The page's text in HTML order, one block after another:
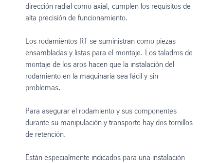
dirección radial como axial, cumplen los requisitos de
alta precisión de funcionamiento.
Los rodamientos RT se suministran como piezas
ensambladas y listas para el montaje. Los taladros de
montaje de los aros hacen que la instalación del
rodamiento en la maquinaria sea fácil y sin
problemas.
Para asegurar el rodamiento y sus componentes
durante su manipulación y transporte hay dos tornillos
de retención.
Están especialmente indicados para una instalación